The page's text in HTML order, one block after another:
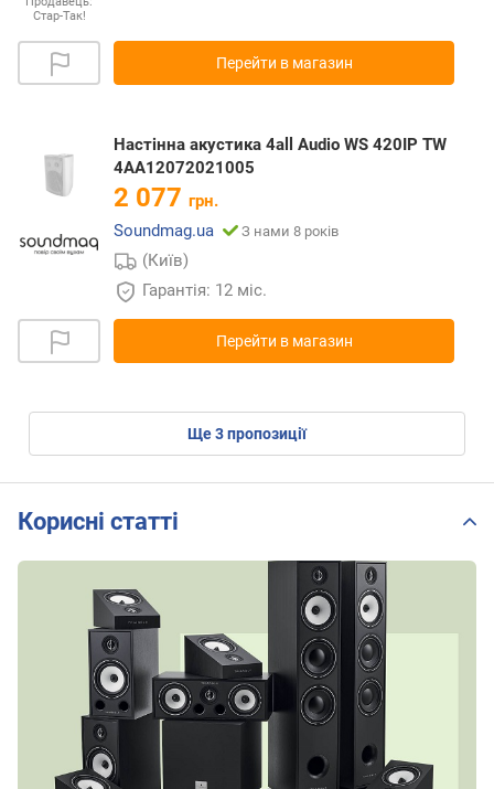
Стар-Так!
Перейти в магазин
Настінна акустика 4all Audio WS 420IP TW
4AA12072021005
2 077 грн.
Soundmag.ua
З нами 8 років
(Київ)
Гарантія: 12 міс.
Перейти в магазин
ще3пропозиції
Корисні статті